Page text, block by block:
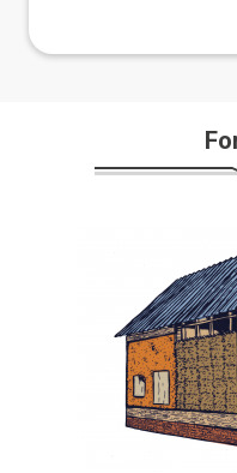
- Coordinateur(trice)
Des formations
-Matiériste-
Couleur/ Module
L’ensemble des
sont des
thermiciens, bureaux
Le centre de
des projets
des bonnes
Noria et